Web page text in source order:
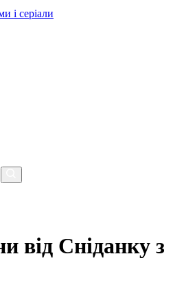
і серіали
від Сніданку з